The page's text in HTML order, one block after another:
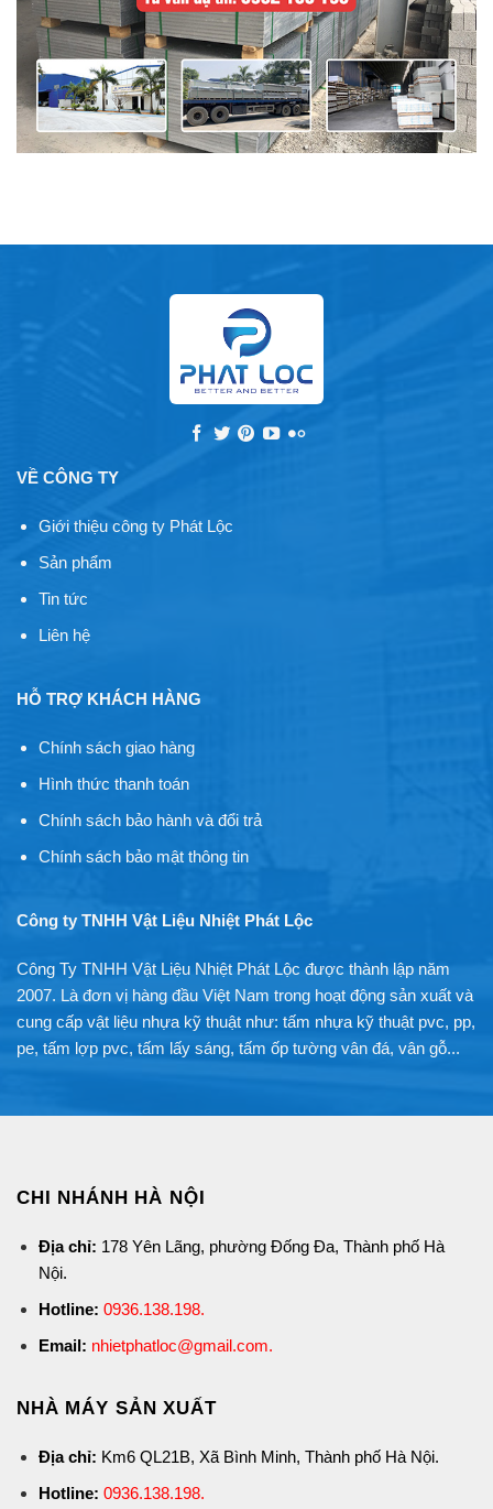
VỀ CÔNG TY
Giới thiệu công ty Phát Lộc
Sản phẩm
Tin tức
Liên hệ
HỖ TRỢ KHÁCH HÀNG
Chính sách giao hàng
Hình thức thanh toán
Chính sách bảo hành và đổi trả
Chính sách bảo mật thông tin
Công ty TNHH Vật Liệu Nhiệt Phát Lộc
Công Ty TNHH Vật Liệu Nhiệt Phát Lộc được thành lập năm
2007. Là đơn vị hàng đầu Việt Nam trong hoạt động sản xuất và
cung cấp vật liệu nhựa kỹ thuật như: tấm nhựa kỹ thuật pvc, pp,
pe, tấm lợp pvc, tấm lấy sáng, tấm ốp tường vân đá, vân gỗ...
CHI NHÁNH HÀ NỘI
Địa chỉ: 178 Yên Lãng, phường Đống Đa, Thành phố Hà
Nội.
Hotline: 0936.138.198.
Email: nhietphatloc@gmail.com.
NHÀ MÁY SẢN XUẤT
Địa chỉ: Km6 QL21B, Xã Bình Minh, Thành phố Hà Nội.
Hotline: 0936.138.198.